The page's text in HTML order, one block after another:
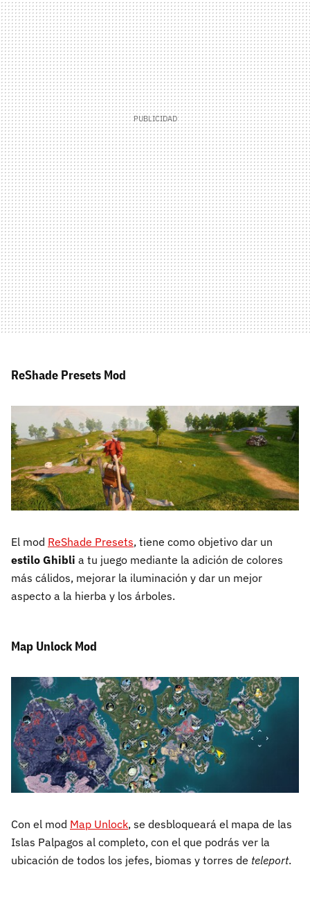
ReShade Presets Mod
El mod ReShade Presets, tiene como objetivo dar un
estilo Ghibli a tu juego mediante la adición de colores
más cálidos, mejorar la iluminación y dar un mejor
aspecto a la hierba y los árboles.
Map Unlock Mod
Con el mod Map Unlock, se desbloqueará el mapa de las
Islas Palpagos al completo, con el que podrás ver la
ubicación de todos los jefes, biomas y torres de teleport.